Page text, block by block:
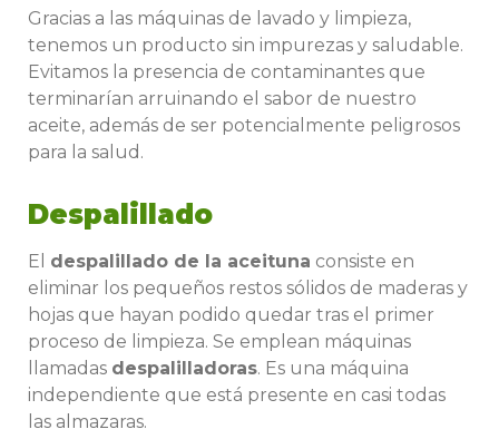
Gracias a las máquinas de lavado y limpieza,
tenemos un producto sin impurezas y saludable.
Evitamos la presencia de contaminantes que
terminarían arruinando el sabor de nuestro
aceite, además de ser potencialmente peligrosos
para la salud.
Despalillado
El despalillado de la aceituna consiste en
eliminar los pequeños restos sólidos de maderas y
hojas que hayan podido quedar tras el primer
proceso de limpieza. Se emplean máquinas
llamadas despalilladoras. Es una máquina
independiente que está presente en casi todas
las almazaras.